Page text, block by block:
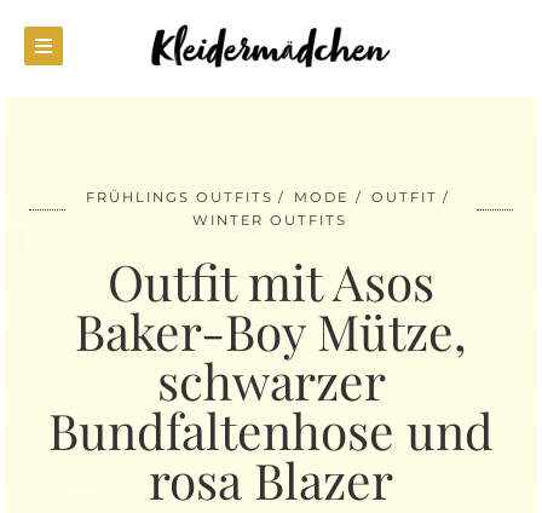
FRÜHLINGS OUTFITS MODE
OUTFIT
WINTER OUTFITS
Outfit mit Asos
Baker-Boy Mütze,
schwarzer
Bundfaltenhose und
rosa Blazer